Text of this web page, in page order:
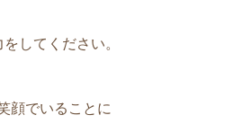
してください。
顔でいることに